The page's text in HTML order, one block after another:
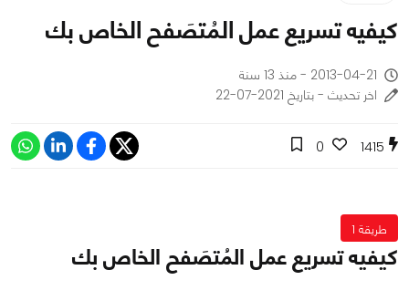
كيفيه تسريع عمل المُتصَفح الخاص بك
2013-04-21 - منذ 13 سنة
اخر تحديث - بتاريخ 2021-07-22
1415
0
طريقة 1
كيفيه تسريع عمل المُتصَفح الخاص بك